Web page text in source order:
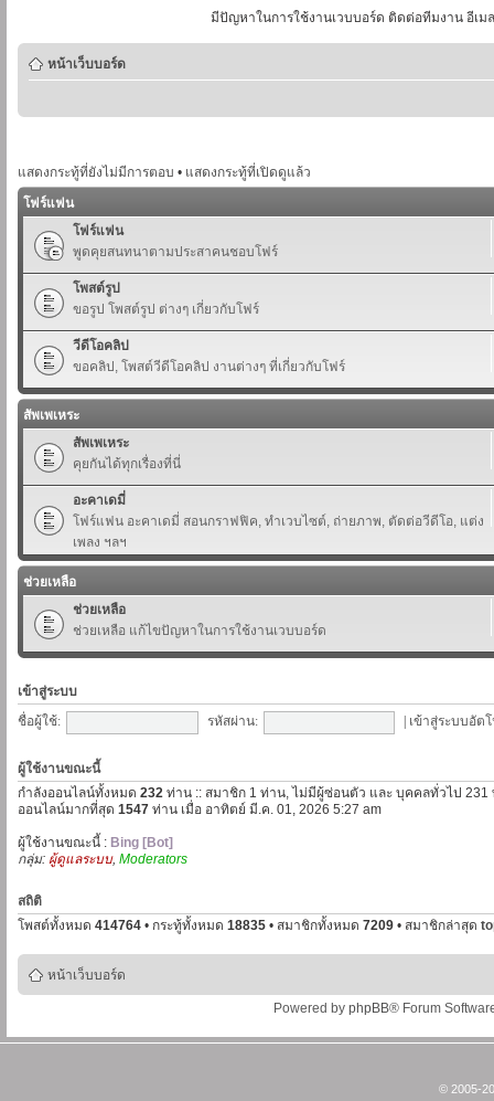
มีปัญหาในการใช้งานเวบบอร์ด ติดต่อทีมงาน อีเม
หน้าเว็บบอร์ด
แสดงกระทู้ที่ยังไม่มีการตอบ • แสดงกระทู้ที่เปิดดูแล้ว
โฟร์แฟน
โฟร์แฟน
พูดคุยสนทนาตามประสาคนชอบโฟร์
โพสต์รูป
ขอรูป โพสต์รูป ต่างๆ เกี่ยวกับโฟร์
วีดีโอคลิป
ขอคลิป, โพสต์วีดีโอคลิป งานต่างๆ ที่เกี่ยวกับโฟร์
สัพเพเหระ
สัพเพเหระ
คุยกันได้ทุกเรื่องที่นี่
อะคาเดมี่
โฟร์แฟน อะคาเดมี่ สอนกราฟฟิค, ทำเวบไซต์, ถ่ายภาพ, ตัดต่อวีดีโอ, แต่ง
เพลง ฯลฯ
ช่วยเหลือ
ช่วยเหลือ
ช่วยเหลือ แก้ไขปัญหาในการใช้งานเวบบอร์ด
เข้าสู่ระบบ
ชื่อผู้ใช้:
รหัสผ่าน: เข้าสู่ระบบอัต
ผู้ใช้งานขณะนี้
กำลังออนไลน์ทั้งหมด 232 ท่าน :: สมาชิก 1 ท่าน, ไม่มีผู้ซ่อนตัว และ บุคคลทั่วไป
ออนไลน์มากที่สุด 1547 ท่าน เมื่อ อาทิตย์ มี.ค. 01, 2026 5:27 am
ผู้ใช้งานขณะนี้ : Bing [Bot]
กลุ่ม: ผู้ดูแลระบบ, Moderators
สถิติ
โพสต์ทั้งหมด 414764 • กระทู้ทั้งหมด 18835 • สมาชิกทั้งหมด 7209 • สมาชิกล่าสุด
หน้าเว็บบอร์ด
Powered by phpBB® Forum
© 2005-